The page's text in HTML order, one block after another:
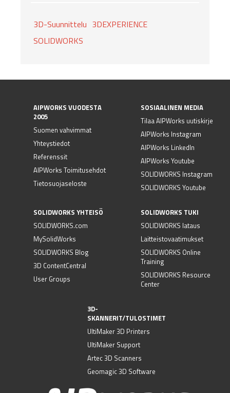
3D-Suunnittelu 3DEXPERIENCE
SOLIDWORKS
AIPWORKS VUODESTA
2005
Suomen vahvimmat
Yhteystiedot
Referenssit
AIPWorks Toimitusehdot
Tietosuojaseloste
SOSIAALINEN MEDIA
Tilaa AIPWorks uutiskirje
AIPWorks Instagram
AIPWorks LinkedIn
AIPWorks Youtube
SOLIDWORKS Instagram
SOLIDWORKS Youtube
SOLIDWORKS YHTEISÖ
SOLIDWORKS.com
MySolidWorks
SOLIDWORKS Blog
3D ContentCentral
User Groups
SOLIDWORKS TUKI
SOLIDWORKS lataus
Laitteistovaatimukset
SOLIDWORKS Online
Training
SOLIDWORKS Resource
Center
3D-
SKANNERIT/TULOSTIMET
UltiMaker 3D Printers
UltiMaker Support
Artec 3D Scanners
Geomagic 3D Software